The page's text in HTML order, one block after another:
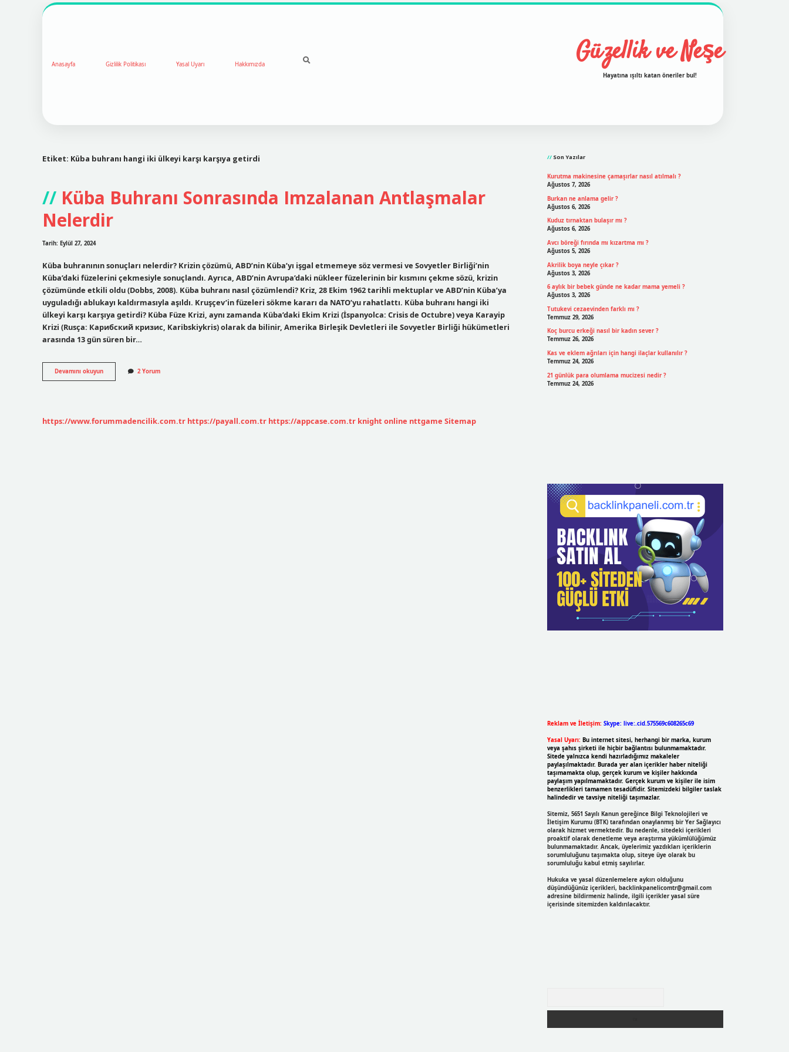
Anasayfa Gizlilik Politikası Yasal Uyarı Hakkımızda Güzellik ve Neşe
Hayatına ışıltı katan öneriler bul!
Etiket: Küba buhranı hangi iki ülkeyi karşı karşıya getirdi
Küba Buhranı Sonrasında Imzalanan Antlaşmalar
Nelerdir
Tarih: Eylül 27, 2024
Küba buhranının sonuçları nelerdir? Krizin çözümü, ABD’nin Küba’yı işgal etmemeye söz vermesi ve Sovyetler Birliği’nin
Küba’daki füzelerini çekmesiyle sonuçlandı. Ayrıca, ABD’nin Avrupa’daki nükleer füzelerinin bir kısmını çekme sözü, krizin
çözümünde etkili oldu (Dobbs, 2008). Küba buhranı nasıl çözümlendi? Kriz, 28 Ekim 1962 tarihli mektuplar ve ABD’nin Küba’ya
uyguladığı ablukayı kaldırmasıyla aşıldı. Kruşçev’in füzeleri sökme kararı da NATO’yu rahatlattı. Küba buhranı hangi iki
ülkeyi karşı karşıya getirdi? Küba Füze Krizi, aynı zamanda Küba’daki Ekim Krizi (İspanyolca: Crisis de Octubre) veya Karayip
Krizi (Rusça: Карибский кризис, Karibskiykris) olarak da bilinir, Amerika Birleşik Devletleri ile Sovyetler Birliği hükümetleri
arasında 13 gün süren bir…
Devamını okuyunKüba
Buhranı
2 Yorum
https://www.forummadencilik.com.tr https://payall.com.tr https://appcase.com.tr knight online nttgame Sitemap
Son Yazılar
Kurutma makinesine çamaşırlar nasıl atılmalı ?
Ağustos 7, 2026
Burkan ne anlama gelir ?
Ağustos 6, 2026
Kuduz tırnaktan bulaşır mı ?
Ağustos 6, 2026
Avcı böreği fırında mı kızartma mı ?
Ağustos 5, 2026
Akrilik boya neyle çıkar ?
Ağustos 3, 2026
6 aylık bir bebek günde ne kadar mama yemeli ?
Ağustos 3, 2026
Tutukevi cezaevinden farklı mı ?
Temmuz 29, 2026
Koç burcu erkeği nasıl bir kadın sever ?
Temmuz 26, 2026
Kas ve eklem ağrıları için hangi ilaçlar kullanılır ?
Temmuz 24, 2026
21 günlük para olumlama mucizesi nedir ?
Temmuz 24, 2026
Reklam ve İletişim: Skype: live:.cid.575569c608265c69
Yasal Uyarı: Bu internet sitesi, herhangi bir marka, kurum
veya şahıs şirketi ile hiçbir bağlantısı bulunmamaktadır.
Sitede yalnızca kendi hazırladığımız makaleler
paylaşılmaktadır. Burada yer alan içerikler haber niteliği
taşımamakta olup, gerçek kurum ve kişiler hakkında
paylaşım yapılmamaktadır. Gerçek kurum ve kişiler ile isim
benzerlikleri tamamen tesadüfidir. Sitemizdeki bilgiler taslak
halindedir ve tavsiye niteliği taşımazlar.
Sitemiz, 5651 Sayılı Kanun gereğince Bilgi Teknolojileri ve
İletişim Kurumu (BTK) tarafından onaylanmış bir Yer Sağlayıcı
olarak hizmet vermektedir. Bu nedenle, sitedeki içerikleri
proaktif olarak denetleme veya araştırma yükümlülüğümüz
bulunmamaktadır. Ancak, üyelerimiz yazdıkları içeriklerin
sorumluluğunu taşımakta olup, siteye üye olarak bu
sorumluluğu kabul etmiş sayılırlar.
Hukuka ve yasal düzenlemelere aykırı olduğunu
düşündüğünüz içerikleri, backlinkpanelicomtr@gmail.com
adresine bildirmeniz halinde, ilgili içerikler yasal süre
içerisinde sitemizden kaldırılacaktır.